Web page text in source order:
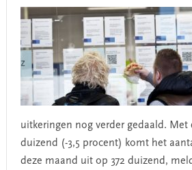
uitkeringen nog verder gedaald. Met
duizend (-3,5 procent) komt het
deze maand uit op 372 duizend,